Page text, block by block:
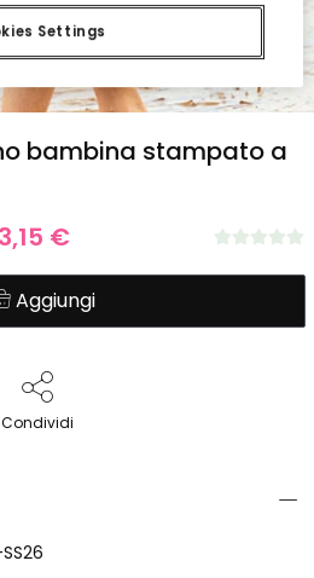
bambina stampato a
€
Aggiungi
Condividi
Settings